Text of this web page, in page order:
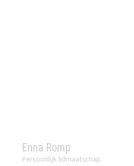
Enna Romp
Persoonlijk lidmaatschap